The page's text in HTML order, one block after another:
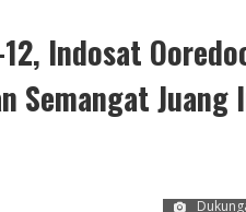
Indosat
Semangat Juang